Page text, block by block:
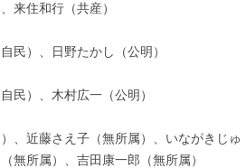
来住和行（共産）
民）、日野たかし（公明）
民）、木村広一（公明）
、近藤さえ子（無所属）、いながきじゅ
無所属）、吉田康一郎（無所属）